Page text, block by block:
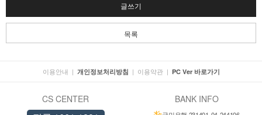
글쓰기
목록
이용안내 | 개인정보처리방침 | 이용약관 | PC Ver 바로가기
CS CENTER BANK INFO